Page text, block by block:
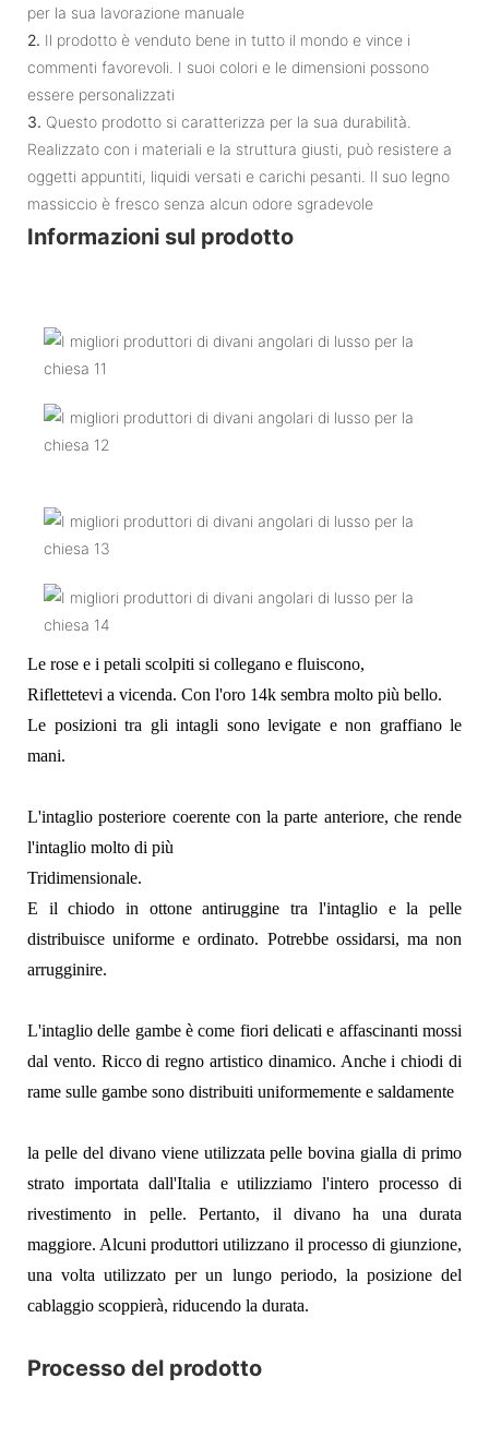
per la sua lavorazione manuale
2. Il prodotto è venduto bene in tutto il mondo e vince i
commenti favorevoli. I suoi colori e le dimensioni possono
essere personalizzati
3. Questo prodotto si caratterizza per la sua durabilità.
Realizzato con i materiali e la struttura giusti, può resistere a
oggetti appuntiti, liquidi versati e carichi pesanti. Il suo legno
massiccio è fresco senza alcun odore sgradevole
Informazioni sul prodotto
Le rose e i petali scolpiti si collegano e fluiscono,
Riflettetevi a vicenda. Con l'oro 14k sembra molto più bello.
Le posizioni tra gli intagli sono levigate e non graffiano le
mani.
L'intaglio posteriore coerente con la parte anteriore, che rende
l'intaglio molto di più
Tridimensionale.
E il chiodo in ottone antiruggine tra l'intaglio e la pelle
distribuisce uniforme e ordinato. Potrebbe ossidarsi, ma non
arrugginire.
L'intaglio delle gambe è come fiori delicati e affascinanti mossi
dal vento. Ricco di regno artistico dinamico. Anche i chiodi di
rame sulle gambe sono distribuiti uniformemente e saldamente
la pelle del divano viene utilizzata pelle bovina gialla di primo
strato importata dall'Italia e utilizziamo l'intero processo di
rivestimento in pelle. Pertanto, il divano ha una durata
maggiore. Alcuni produttori utilizzano il processo di giunzione,
una volta utilizzato per un lungo periodo, la posizione del
cablaggio scoppierà, riducendo la durata.
Processo del prodotto